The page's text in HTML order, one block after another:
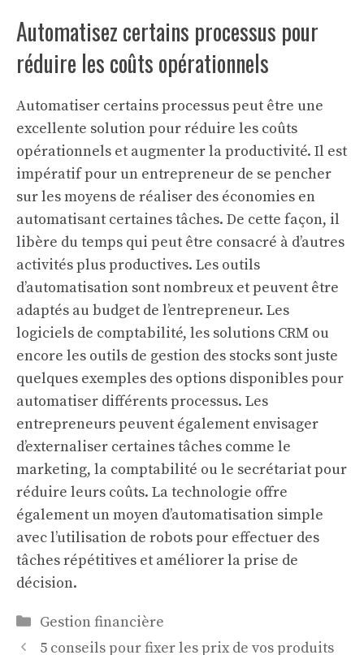
Automatisez certains processus pour
réduire les coûts opérationnels
Automatiser certains processus peut être une
excellente solution pour réduire les coûts
opérationnels et augmenter la productivité. Il est
impératif pour un entrepreneur de se pencher
sur les moyens de réaliser des économies en
automatisant certaines tâches. De cette façon, il
libère du temps qui peut être consacré à d’autres
activités plus productives. Les outils
d’automatisation sont nombreux et peuvent être
adaptés au budget de l’entrepreneur. Les
logiciels de comptabilité, les solutions CRM ou
encore les outils de gestion des stocks sont juste
quelques exemples des options disponibles pour
automatiser différents processus. Les
entrepreneurs peuvent également envisager
d’externaliser certaines tâches comme le
marketing, la comptabilité ou le secrétariat pour
réduire leurs coûts. La technologie offre
également un moyen d’automatisation simple
avec l’utilisation de robots pour effectuer des
tâches répétitives et améliorer la prise de
décision.
Catégories
Gestion financière
5 conseils pour fixer les prix de vos produits